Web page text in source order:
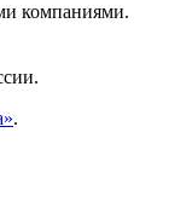
компаниями.
.